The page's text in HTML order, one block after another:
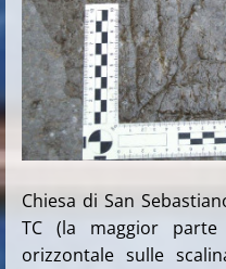
Chiesa di San
TC (la maggior
orizzontale sulle